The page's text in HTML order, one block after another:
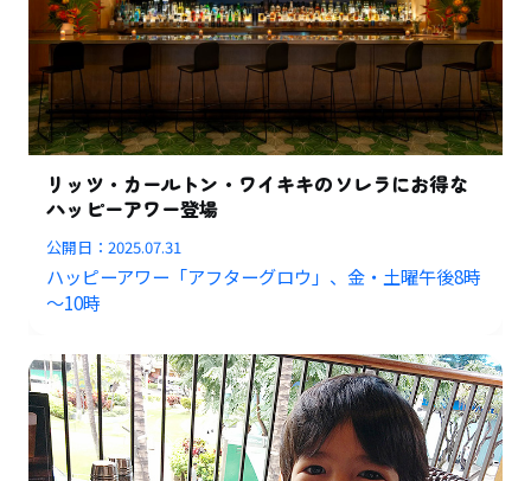
リッツ・カールトン・ワイキキのソレラにお得な
ハッピーアワー登場
公開日：2025.07.31
ハッピーアワー「アフターグロウ」、金・土曜午後8時
～10時